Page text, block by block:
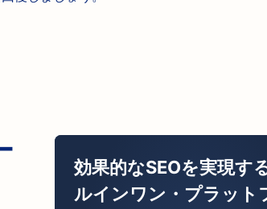
効果的なSEOを実現す
ルインワン・プラット